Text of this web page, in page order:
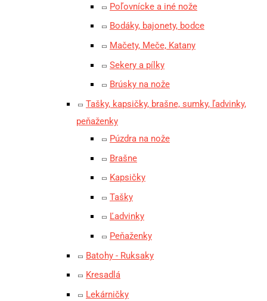
Poľovnícke a iné nože
Bodáky, bajonety, bodce
Mačety, Meče, Katany
Sekery a pílky
Brúsky na nože
Tašky, kapsičky, brašne, sumky, ľadvinky,
peňaženky
Púzdra na nože
Brašne
Kapsičky
Tašky
Ľadvinky
Peňaženky
Batohy - Ruksaky
Kresadlá
Lekárničky